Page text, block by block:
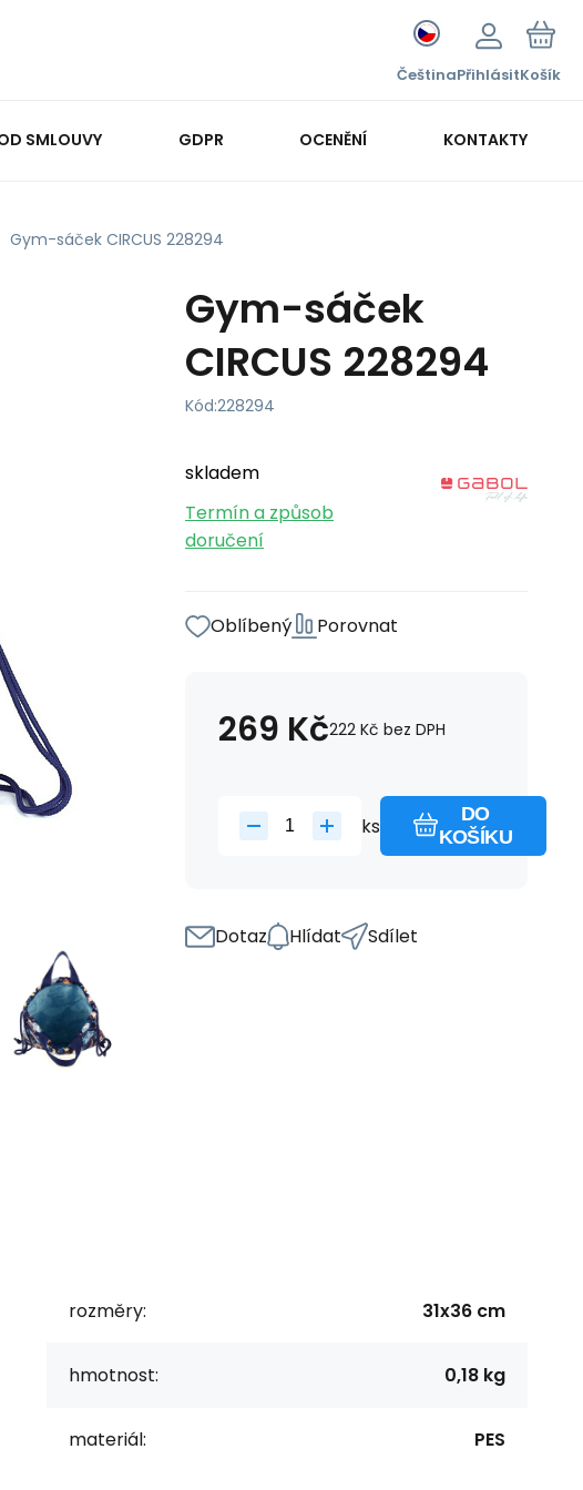
ČeštinaPřihlásitKošík
SMLOUVY GDPR OCENĚNÍ KONTAKTY
Gym-sáček CIRCUS 228294
Gym-sáček
CIRCUS 228294
Kód:228294
skladem
Termín a způsob
doručení
Oblíbený Porovnat
269 Kč222 Kč bez DPH
ks
DO
KOŠÍKU
Dotaz Hlídat Sdílet
rozměry: 31x36 cm
hmotnost: 0,18 kg
materiál: PES